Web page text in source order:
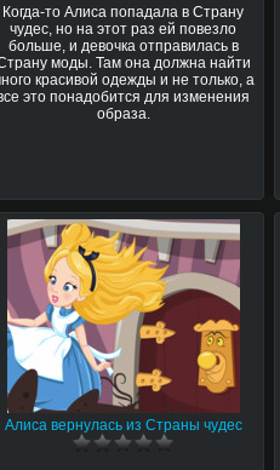
Когда-то Алиса попадала в Страну
чудес, но на этот раз ей повезло
больше, и девочка отправилась в
моды. Там она должна найти
красивой одежды и не только, а
это понадобится для изменения
образа.
Алиса вернулась из Страны чудес